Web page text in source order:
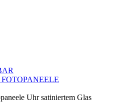
Uhr satiniertem Glas